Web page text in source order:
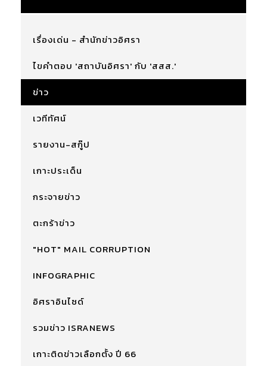
เรื่องเด่น - สำนักข่าวอิศรา
ไขคำตอบ 'สถาบันอิศรา' กับ 'สสส.'
ข่าว
เวทีทัศน์
รายงาน-สกู๊ป
เกาะประเด็น
กระจายข่าว
ตะกร้าข่าว
"HOT" MAIL CORRUPTION
INFOGRAPHIC
อิศราอินไซด์
รวมข่าว ISRANEWS
เกาะติดข่าวเลือกตั้ง ปี 66